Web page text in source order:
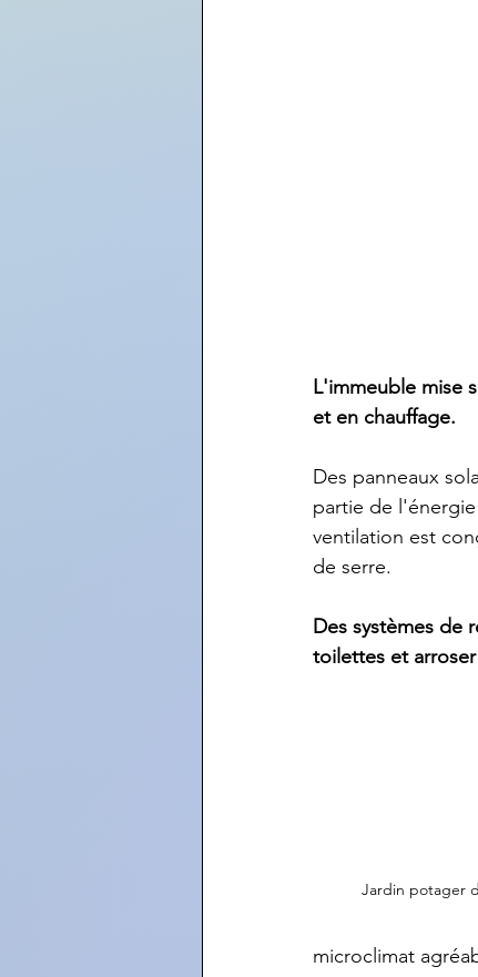
L'immeuble mise
et en chauffage.
Des panneaux
partie de
ventilation est
de serre.
Des systèmes de
toilettes et
Jardin potager
microclimat